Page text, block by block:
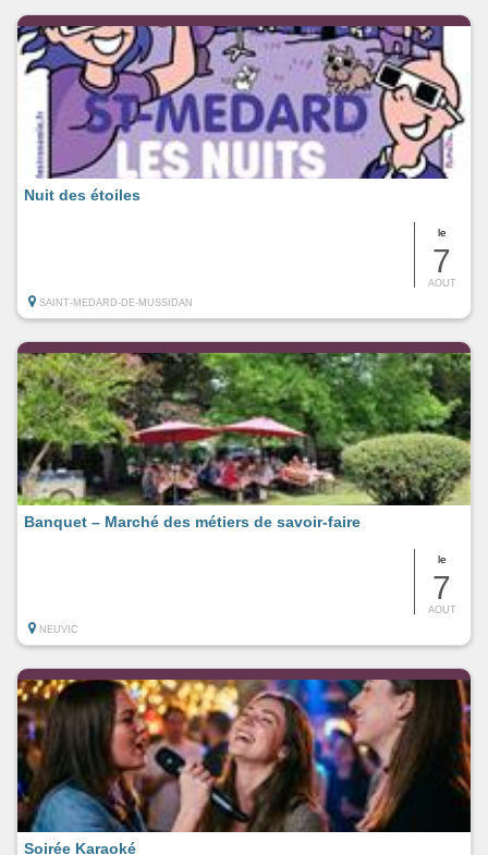
le
7
AOUT
Nuit des étoiles
SAINT-MEDARD-DE-MUSSIDAN
le
7
AOUT
Banquet – Marché des métiers de savoir-faire
NEUVIC
Soirée Karaoké